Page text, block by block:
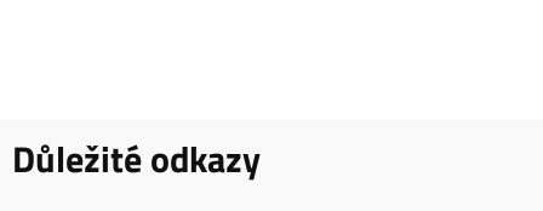
Důležité odkazy